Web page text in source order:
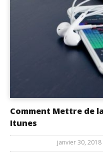
Comment Mettre de
Itunes
janvier 30, 2018